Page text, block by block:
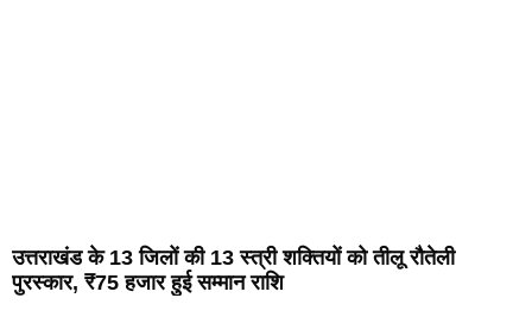
उत्तराखंड के 13 जिलों की 13 स्त्री शक्तियों को तीलू रौतेली
पुरस्कार, ₹75 हजार हुई सम्मान राशि